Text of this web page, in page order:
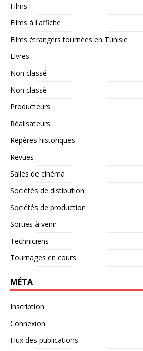
Films
Films à l'affiche
Films étrangers tournées en Tunisie
Livres
Non classé
Non classé
Producteurs
Réalisateurs
Repères historiques
Revues
Salles de cinéma
Sociétés de distibution
Sociétés de production
Sorties à venir
Techniciens
Tournages en cours
MÉTA
Inscription
Connexion
Flux des publications